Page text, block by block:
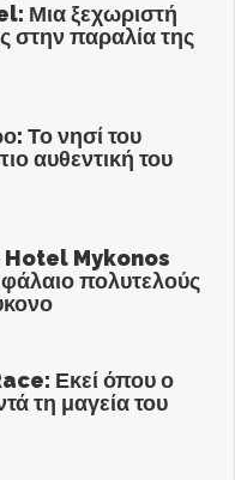
Μια ξεχωριστή
στην παραλία της
Το νησί του
αυθεντική του
Hotel Mykonos
πολυτελούς
Εκεί όπου ο
τη μαγεία του